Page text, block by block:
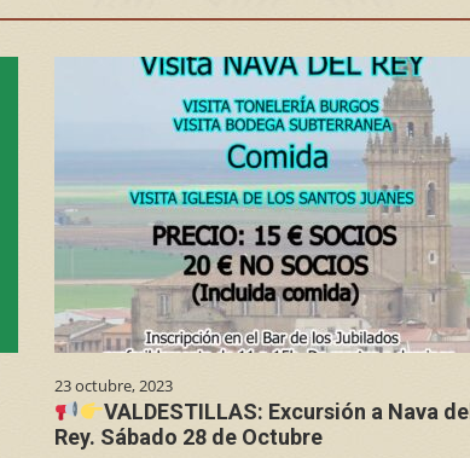
23 octubre, 2023
VALDESTILLAS: Excursión a Nava del
Rey. Sábado 28 de Octubre